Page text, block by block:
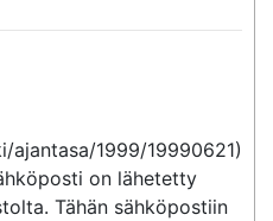
1999/19990621)
on lähetetty
Tähän sähköpostiin